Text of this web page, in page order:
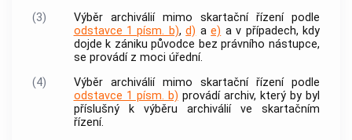
(3)
Výběr archiváliímimo skartační řízení podle
odstavce 1 písm. b),d) ae) a v případech, kdy
dojde k zánikupůvodce bez právního nástupce,
se provádí z moci úřední.
(4)
Výběr archiváliímimo skartační řízení podle
odstavce 1 písm. b) provádí archiv, který by byl
příslušný k výběru archiváliíve skartačním
řízení.